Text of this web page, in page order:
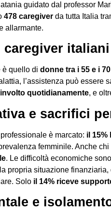
guidato dal professor
478 caregiverda tutta Italia
allarmante.
italiani
è quello di donne tra i 55 e i
l’assistenza può essere
quotidianamente, e
e sacrifici
è marcato: il 15%
femminile. Anche
. Le difficoltà economiche
propria situazione
Solo il 14% riceve
e